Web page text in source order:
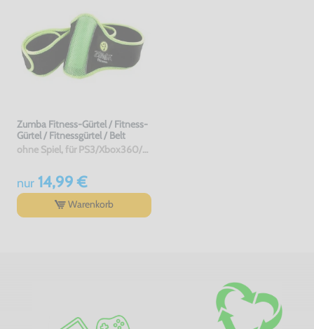
Zumba Fitness-Gürtel / Fitness-
Gürtel / Fitnessgürtel / Belt
ohne Spiel, für PS3/Xbox360/Wii, gebraucht
nur14,99 €
Warenkorb